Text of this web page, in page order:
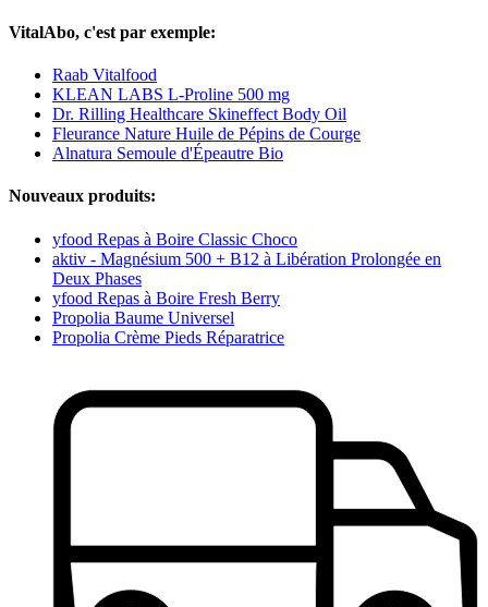
VitalAbo, c'est par exemple:
Raab Vitalfood
KLEAN LABS L-Proline 500 mg
Dr. Rilling Healthcare Skineffect Body Oil
Fleurance Nature Huile de Pépins de Courge
Alnatura Semoule d'Épeautre Bio
Nouveaux produits:
yfood Repas à Boire Classic Choco
aktiv - Magnésium 500 + B12 à Libération Prolongée en
Deux Phases
yfood Repas à Boire Fresh Berry
Propolia Baume Universel
Propolia Crème Pieds Réparatrice